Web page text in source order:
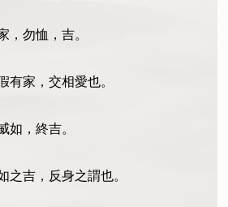
，勿恤，吉。
有家，交相愛也。
如，終吉。
之吉，反身之謂也。